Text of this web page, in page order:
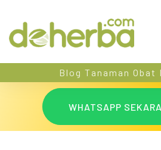
Blog Tanaman Obat
WHATSAPP